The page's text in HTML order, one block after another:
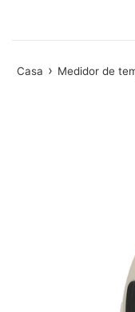
Casa › Medidor de